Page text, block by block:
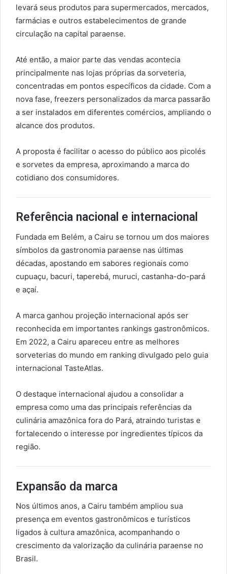
levará seus produtos para supermercados, mercados,
farmácias e outros estabelecimentos de grande
circulação na capital paraense.
Até então, a maior parte das vendas acontecia
principalmente nas lojas próprias da sorveteria,
concentradas em pontos específicos da cidade. Com a
nova fase, freezers personalizados da marca passarão
a ser instalados em diferentes comércios, ampliando o
alcance dos produtos.
A proposta é facilitar o acesso do público aos picolés
e sorvetes da empresa, aproximando a marca do
cotidiano dos consumidores.
Referência nacional e internacional
Fundada em Belém, a Cairu se tornou um dos maiores
símbolos da gastronomia paraense nas últimas
décadas, apostando em sabores regionais como
cupuaçu, bacuri, taperebá, muruci, castanha-do-pará
e açaí.
A marca ganhou projeção internacional após ser
reconhecida em importantes rankings gastronômicos.
Em 2022, a Cairu apareceu entre as melhores
sorveterias do mundo em ranking divulgado pelo guia
internacional TasteAtlas.
O destaque internacional ajudou a consolidar a
empresa como uma das principais referências da
culinária amazônica fora do Pará, atraindo turistas e
fortalecendo o interesse por ingredientes típicos da
região.
Expansão da marca
Nos últimos anos, a Cairu também ampliou sua
presença em eventos gastronômicos e turísticos
ligados à cultura amazônica, acompanhando o
crescimento da valorização da culinária paraense no
Brasil.